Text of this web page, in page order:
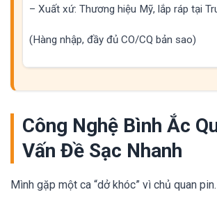
– Xuất xứ: Thương hiệu Mỹ, lắp ráp tại
(Hàng nhập, đầy đủ CO/CQ bản sao)
Công Nghệ Bình Ắc
Vấn Đề Sạc Nhanh
Mình gặp một ca “dở khóc” vì chủ quan